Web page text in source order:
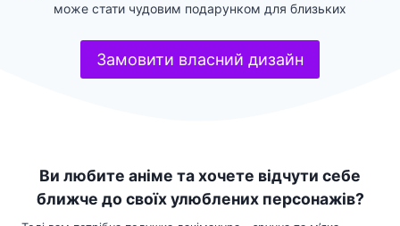
може стати чудовим подарунком для близьких
Замовити власний дизайн
Ви любите аніме та хочете відчути себе
ближче до своїх улюблених персонажів?